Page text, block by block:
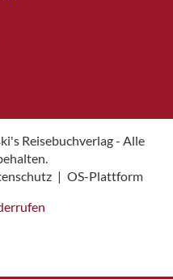
Reisebuchverlag - Alle
| OS-Plattform